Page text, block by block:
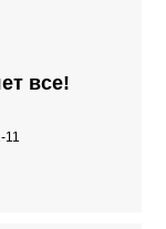
все!
11